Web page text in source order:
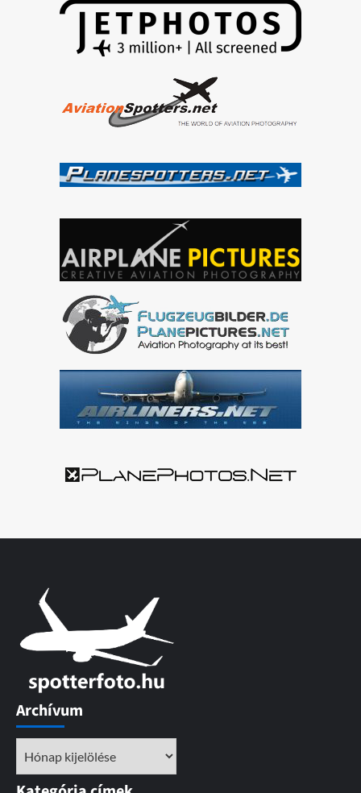
Archívum